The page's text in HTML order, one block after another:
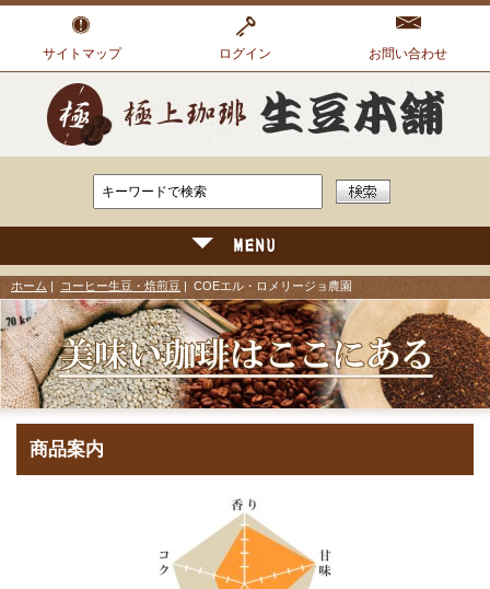
サイトマップ ログイン お問い合わせ
ホーム コーヒー生豆・焙煎豆 | COEエル・ロメリージョ農園
商品案内